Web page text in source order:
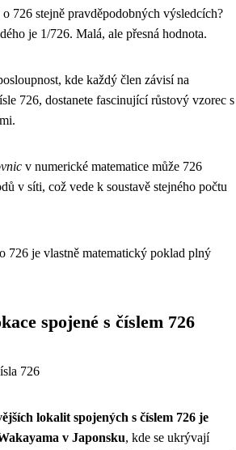
726 stejně pravděpodobných výsledcích?
je 1/726. Malá, ale přesná hodnota.
kde každý člen závisí na
726, dostanete fascinující růstový vzorec s
v numerické matematice může 726
v síti, což vede k soustavě stejného počtu
726 je vlastně matematický poklad plný
spojené s číslem 726
726
lokalit spojených s číslem 726 je
v Japonsku, kde se ukrývají